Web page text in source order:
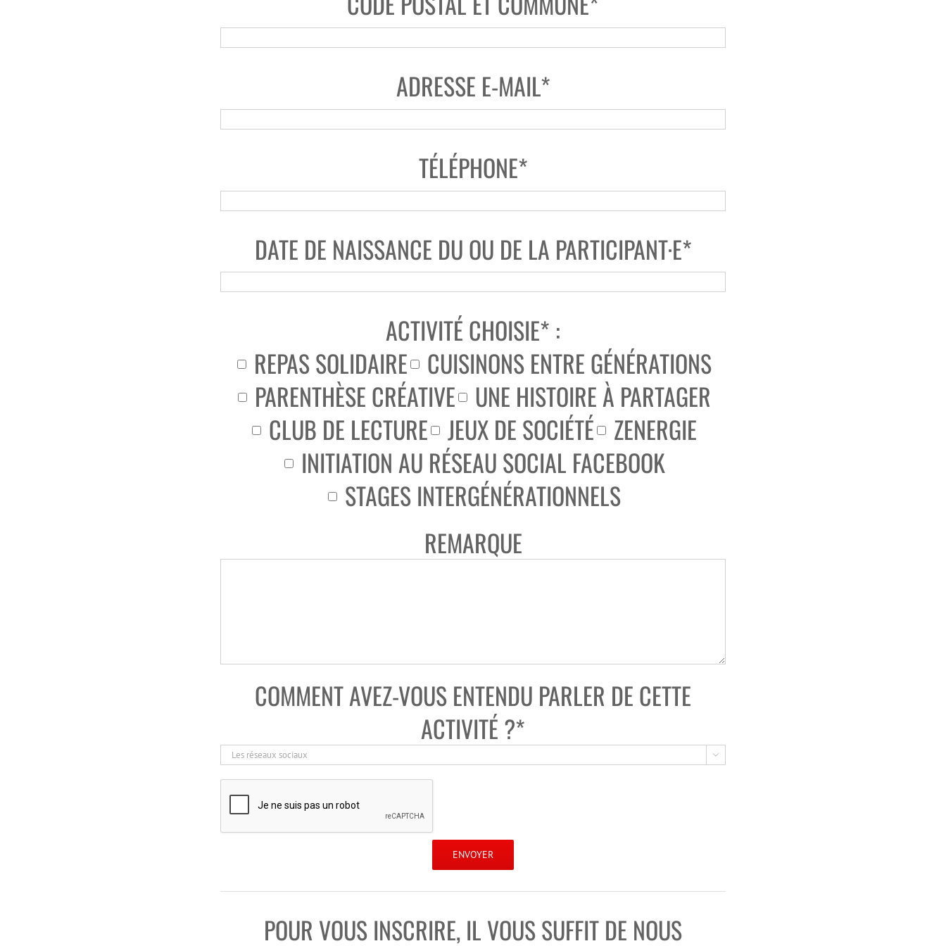
ADRESSE E-MAIL*
TÉLÉPHONE*
DATE DE NAISSANCE DU OU DE LA PARTICIPANT·E*
ACTIVITÉ CHOISIE* :
REPAS SOLIDAIRE CUISINONS ENTRE GÉNÉRATIONS
PARENTHÈSE CRÉATIVE
UNE HISTOIRE À PARTAGER
CLUB DE LECTURE JEUX DE SOCIÉTÉ ZENERGIE
INITIATION AU RÉSEAU SOCIAL FACEBOOK
STAGES INTERGÉNÉRATIONNELS
REMARQUE
COMMENT AVEZ-VOUS ENTENDU PARLER DE CETTE
ACTIVITÉ ?*

POUR VOUS INSCRIRE, IL VOUS SUFFIT DE NOUS